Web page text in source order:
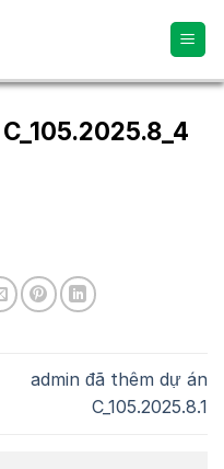
admin đã thêm dự án
C_105.2025.8.1